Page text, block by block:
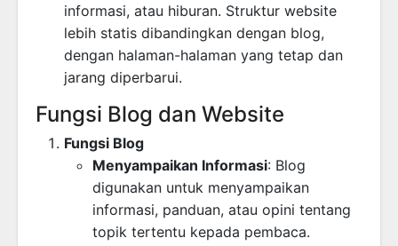
informasi, atau hiburan. Struktur website
lebih statis dibandingkan dengan blog,
dengan halaman-halaman yang tetap dan
jarang diperbarui.
Fungsi Blog dan Website
Fungsi Blog
Menyampaikan Informasi: Blog
digunakan untuk menyampaikan
informasi, panduan, atau opini tentang
topik tertentu kepada pembaca.